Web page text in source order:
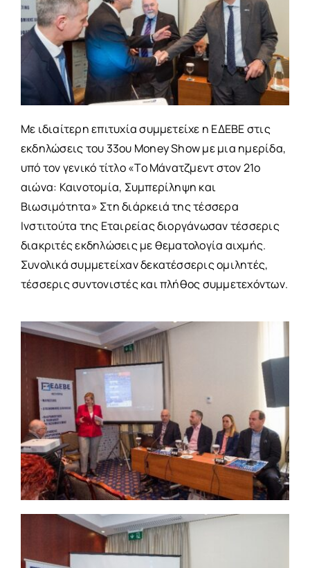
Με ιδιαίτερη επιτυχία συμμετείχε η ΕΔΕΒΕ στις
εκδηλώσεις του 33ου Money Show με μια ημερίδα,
υπό τον γενικό τίτλο «Το Μάνατζμεντ στον 21ο
αιώνα: Καινοτομία, Συμπερίληψη και
Βιωσιμότητα» Στη διάρκειά της τέσσερα
Ινστιτούτα της Εταιρείας διοργάνωσαν τέσσερις
διακριτές εκδηλώσεις με θεματολογία αιχμής.
Συνολικά συμμετείχαν δεκατέσσερις ομιλητές,
τέσσερις συντονιστές και πλήθος συμμετεχόντων.